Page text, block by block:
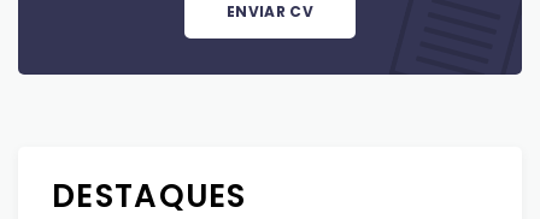
ENVIAR CV
DESTAQUES